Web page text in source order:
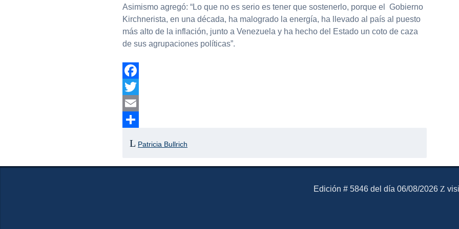
Asimismo agregó: “Lo que no es serio es tener que sostenerlo, porque el Gobierno
Kirchnerista, en una década, ha malogrado la energía, ha llevado al país al puesto
más alto de la inflación, junto a Venezuela y ha hecho del Estado un coto de caza
de sus agrupaciones políticas”.
Facebook
Twitter
Email
Patricia Bullrich
El Mensajero Diario
Edición # 5846 del día 06/08/2026